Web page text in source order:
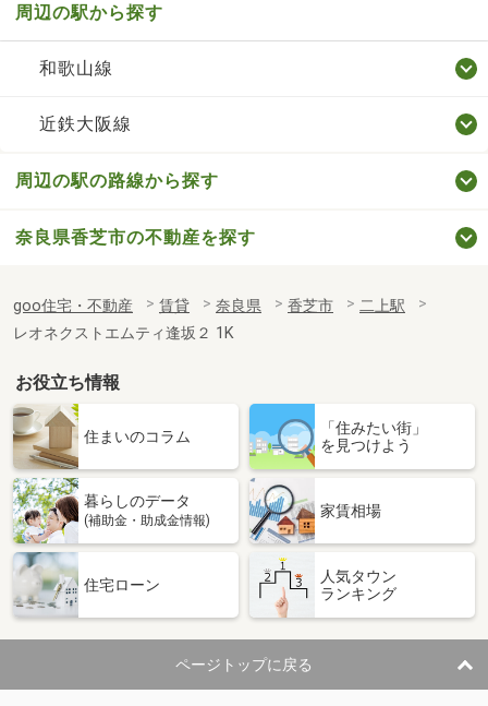
周辺の駅から探す
和歌山線
近鉄大阪線
周辺の駅の路線から探す
奈良県香芝市の不動産を探す
goo住宅・不動産 賃貸 奈良県 香芝市
二上駅
レオネクストエムティ逢坂２ 1K
お役立ち情報
住まいのコラム
「住みたい街」
を見つけよう
暮らしのデータ
(補助金・助成金情報)
家賃相場
住宅ローン
人気タウン
ランキング
ページトップに戻る